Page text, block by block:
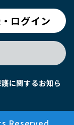
ログイン
に関するお知ら